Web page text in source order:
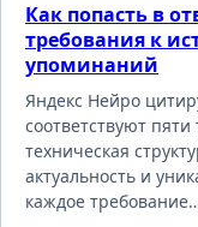
Как попасть в
требования к
упоминаний
Яндекс Нейро
соответствуют пяти
техническая
актуальность и
каждое